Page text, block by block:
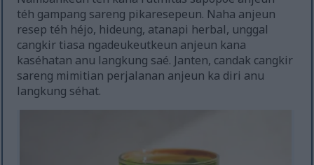
téh gampang sareng pikaresepeun. Naha anjeun
resep téh héjo, hideung, atanapi herbal, unggal
cangkir tiasa ngadeukeutkeun anjeun kana
kaséhatan anu langkung saé. Janten, candak cangkir
sareng mimitian perjalanan anjeun ka diri anu
langkung séhat.